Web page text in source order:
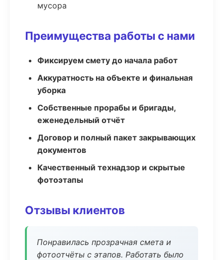
мусора
Преимущества работы с нами
Фиксируем смету до начала работ
Аккуратность на объекте и финальная
уборка
Собственные прорабы и бригады,
еженедельный отчёт
Договор и полный пакет закрывающих
документов
Качественный технадзор и скрытые
фотоэтапы
Отзывы клиентов
Понравилась прозрачная смета и
фотоотчёты с этапов. Работать было